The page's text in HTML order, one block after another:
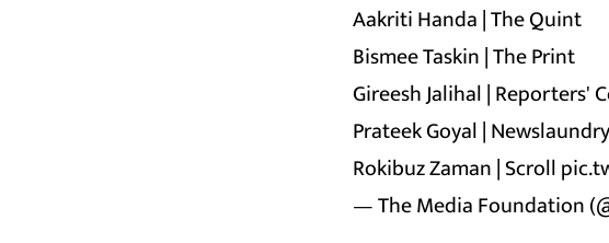
Aakriti Handa | The Quint
Bismee Taskin | The Print
Gireesh Jalihal | Reporters'
Prateek Goyal | Newslaundry
Rokibuz Zaman | Scroll
— The Media Foundation